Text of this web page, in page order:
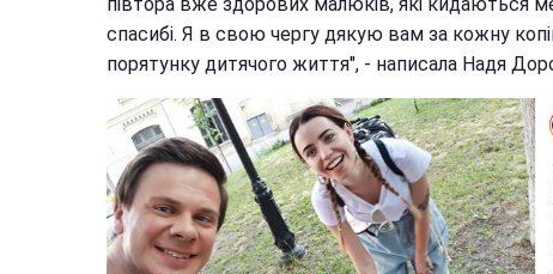
спасибі. Я в свою чергу дякую вам за кожну
порятунку дитячого життя", - написала Надя